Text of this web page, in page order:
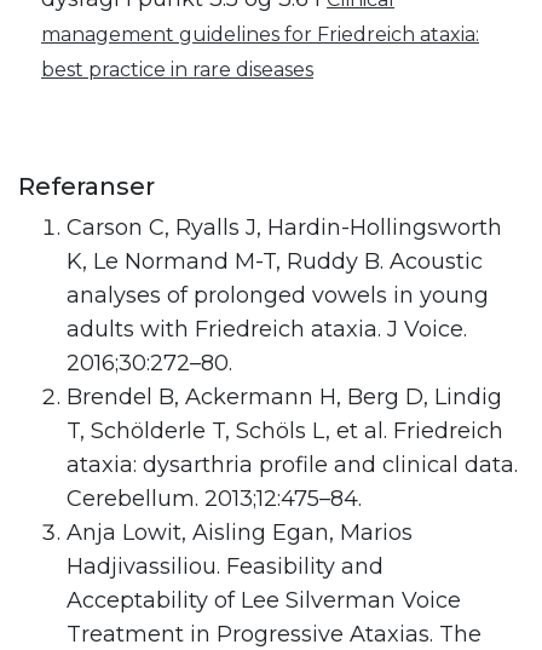
management guidelines for Friedreich ataxia:
best practice in rare diseases
Referanser
Carson C, Ryalls J, Hardin-Hollingsworth
K, Le Normand M-T, Ruddy B. Acoustic
analyses of prolonged vowels in young
adults with Friedreich ataxia. J Voice.
2016;30:272–80.
Brendel B, Ackermann H, Berg D, Lindig
T, Schölderle T, Schöls L, et al. Friedreich
ataxia: dysarthria profile and clinical data.
Cerebellum. 2013;12:475–84.
Anja Lowit, Aisling Egan, Marios
Hadjivassiliou. Feasibility and
Acceptability of Lee Silverman Voice
Treatment in Progressive Ataxias. The